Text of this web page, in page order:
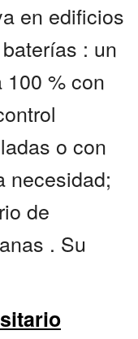
en edificios
: un
100 % con
o con
necesidad;
de
. Su